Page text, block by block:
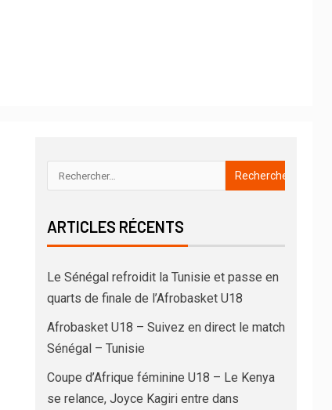
ARTICLES RÉCENTS
Le Sénégal refroidit la Tunisie et passe en
quarts de finale de l’Afrobasket U18
Afrobasket U18 – Suivez en direct le match
Sénégal – Tunisie
Coupe d’Afrique féminine U18 – Le Kenya
se relance, Joyce Kagiri entre dans